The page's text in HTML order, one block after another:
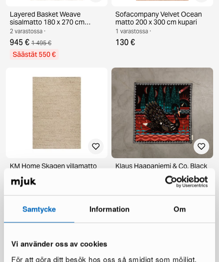
Samtycke Information Om
Vi använder oss av cookies
För att göra ditt besök hos oss så smidigt som möjligt.
Layered Basket Weave
sisalmatto 180 x 270 cm
natural
2 varastossa ·
945 € 1 495 €
Säästät 550 €
Sofacompany Velvet Ocean
matto 200 x 300 cm kupari
1 varastossa ·
130 €
KM Home Skagen villamatto
1 varastossa ·
205 € 292 €
Klaus Haapaniemi & Co. Black
Swan tyynynpäällinen 60 x 60
135 € 195 €